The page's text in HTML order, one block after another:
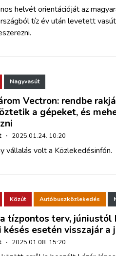
helvét orientációját az
tíz év után levetett
Nagyvasút
Vectron: rendbe
a gépeket, és
· 2025.01.24. 10:20
vállalás volt a Közlekedésinfón.
Közút Autóbuszközlekedés
tízpontos terv, júniustól
esetén visszajár a
· 2025.01.08. 15:20